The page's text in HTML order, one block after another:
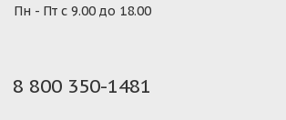
Пн - Пт с 9.00 до 18.00
8 800 350-1481